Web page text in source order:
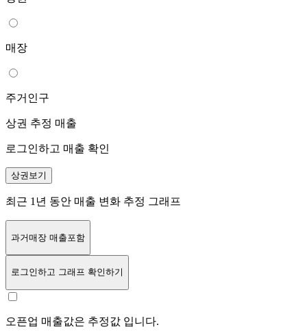
매장
주거인구
상권 추정 매출
로그인하고 매출 확인
상권보기
최근 1년 동안 매출 변화 추정 그래프
과거매장 매출포함
로그인하고 그래프 확인하기
오픈업 매출값은 추정값 입니다.